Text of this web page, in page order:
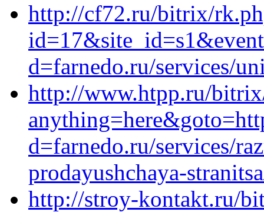
http://cf72.ru/bitrix/
d=farnedo.ru/services/
http://www.htpp.ru/
d=farnedo.ru/services/
prodayushchaya-
http://stroy-kontakt.ru/